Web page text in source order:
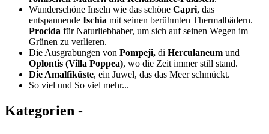
Wunderschöne Inseln wie das schöne Capri, das
entspannende Ischia mit seinen berühmten Thermalbädern.
Procida für Naturliebhaber, um sich auf seinen Wegen im
Grünen zu verlieren.
Die Ausgrabungen von Pompeji, di Herculaneum und
Oplontis (Villa Poppea), wo die Zeit immer still stand.
Die Amalfiküste, ein Juwel, das das Meer schmückt.
So viel und So viel mehr...
Kategorien -